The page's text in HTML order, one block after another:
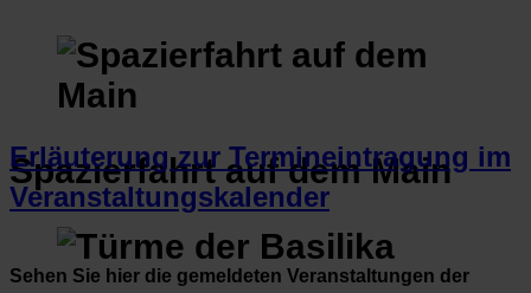
Spazierfahrt auf dem Main
Erläuterung zur Termineintragung im
Veranstaltungskalender
Sehen Sie hier die gemeldeten Veranstaltungen der